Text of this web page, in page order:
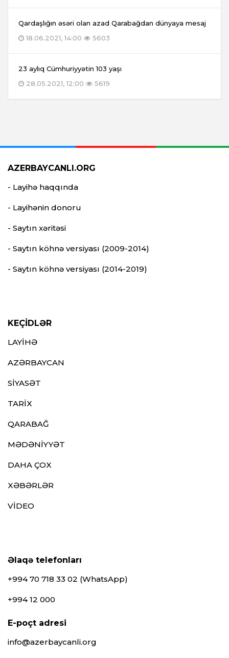
Qardaşlığın əsəri olan azad Qarabağdan dünyaya mesaj
18.06.2021, 14:00
5603
23 aylıq Cümhuriyyətin 103 yaşı
28.05.2021, 12:00
5619
AZERBAYCANLI.ORG
- Layihə haqqında
- Layihənin donoru
- Saytın xəritəsi
- Saytın köhnə versiyası (2009-2014)
- Saytın köhnə versiyası (2014-2019)
KEÇİDLƏR
LAYİHƏ
AZƏRBAYCAN
SİYASƏT
TARİX
QARABAĞ
MƏDƏNİYYƏT
DAHA ÇOX
XƏBƏRLƏR
VİDEO
Əlaqə telefonları
+994 70 718 33 02 (WhatsApp)
+994 12 000
E-poçt adresi
info@azerbaycanli.org